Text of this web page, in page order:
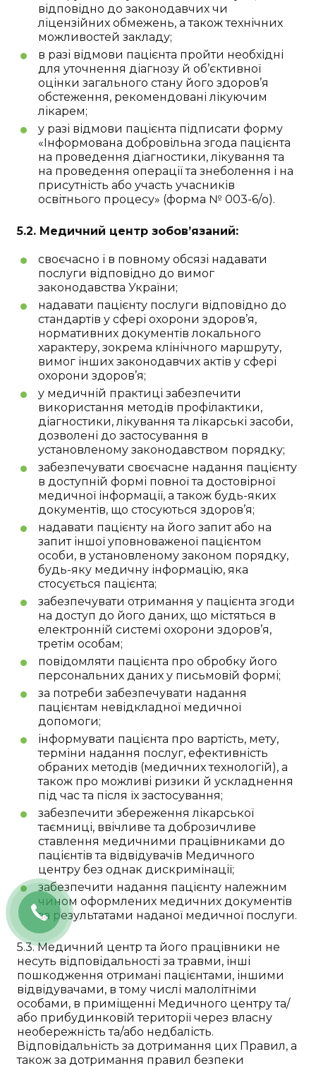
відповідно до законодавчих чи
ліцензійних обмежень, а також технічних
можливостей закладу;
в разі відмови пацієнта пройти необхідні
для уточнення діагнозу й об’єктивної
оцінки загального стану його здоров’я
обстеження, рекомендовані лікуючим
лікарем;
у разі відмови пацієнта підписати форму
«Інформована добровільна згода пацієнта
на проведення діагностики, лікування та
на проведення операції та знеболення і на
присутність або участь учасників
освітнього процесу» (форма № 003-6/о).
5.2. Медичний центр зобов’язаний:
своєчасно і в повному обсязі надавати
послуги відповідно до вимог
законодавства України;
надавати пацієнту послуги відповідно до
стандартів у сфері охорони здоров’я,
нормативних документів локального
характеру, зокрема клінічного маршруту,
вимог інших законодавчих актів у сфері
охорони здоров’я;
у медичній практиці забезпечити
використання методів профілактики,
діагностики, лікування та лікарські засоби,
дозволені до застосування в
установленому законодавством порядку;
забезпечувати своєчасне надання пацієнту
в доступній формі повної та достовірної
медичної інформації, а також будь-яких
документів, що стосуються здоров’я;
надавати пацієнту на його запит або на
запит іншої уповноваженої пацієнтом
особи, в установленому законом порядку,
будь-яку медичну інформацію, яка
стосується пацієнта;
забезпечувати отримання у пацієнта згоди
на доступ до його даних, що містяться в
електронній системі охорони здоров’я,
третім особам;
повідомляти пацієнта про обробку його
персональних даних у письмовій формі;
за потреби забезпечувати надання
пацієнтам невідкладної медичної
допомоги;
інформувати пацієнта про вартість, мету,
терміни надання послуг, ефективність
обраних методів (медичних технологій), а
також про можливі ризики й ускладнення
під час та після їх застосування;
забезпечити збереження лікарської
таємниці, ввічливе та доброзичливе
ставлення медичними працівниками до
пацієнтів та відвідувачів Медичного
центру без однак дискримінації;
забезпечити надання пацієнту належним
чином оформлених медичних документів
за результатами наданої медичної послуги.
5.3. Медичний центр та його працівники не
несуть відповідальності за травми, інші
пошкодження отримані пацієнтами, іншими
відвідувачами, в тому числі малолітніми
особами, в приміщенні Медичного центру та/
або прибудинковій території через власну
необережність та/або недбалість.
Відповідальність за дотримання цих Правил, а
також за дотримання правил безпеки